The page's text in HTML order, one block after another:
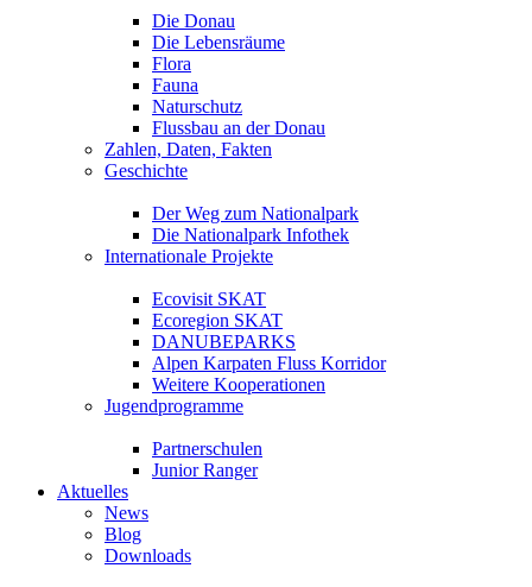
Die Donau
Die Lebensräume
Flora
Fauna
Naturschutz
Flussbau an der Donau
Zahlen, Daten, Fakten
Geschichte
Der Weg zum Nationalpark
Die Nationalpark Infothek
Internationale Projekte
Ecovisit SKAT
Ecoregion SKAT
DANUBEPARKS
Alpen Karpaten Fluss Korridor
Weitere Kooperationen
Jugendprogramme
Partnerschulen
Junior Ranger
Aktuelles
News
Blog
Downloads